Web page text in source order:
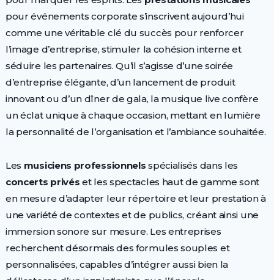
pour événements corporate s’inscrivent aujourd’hui
comme une véritable clé du succès pour renforcer
l’image d’entreprise, stimuler la cohésion interne et
séduire les partenaires. Qu’il s’agisse d’une soirée
d’entreprise élégante, d’un lancement de produit
innovant ou d’un dîner de gala, la musique live confère
un éclat unique à chaque occasion, mettant en lumière
la personnalité de l’organisation et l’ambiance souhaitée.
Les musiciens professionnels spécialisés dans les
concerts privés et les spectacles haut de gamme sont
en mesure d’adapter leur répertoire et leur prestation à
une variété de contextes et de publics, créant ainsi une
immersion sonore sur mesure. Les entreprises
recherchent désormais des formules souples et
personnalisées, capables d’intégrer aussi bien la